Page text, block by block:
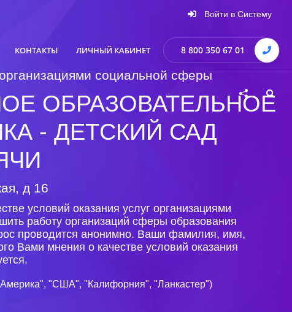
Войти в Систему
КОНТАКТЫ ЛИЧНЫЙ КАБИНЕТ 8 800 350 67 01
социальной сферы
ОБРАЗОВАТЕЛЬНОЕ
- ДЕТСКИЙ САД
д 16
условий оказания услуг организациями
работу организаций сферы образования
проводится анонимно. Ваши фамилия, имя,
Вами мнения о качестве условий оказания
Америка", "США", "Калифорния", "Ланкастер")